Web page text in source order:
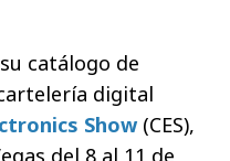
catálogo de
digital
Show (CES),
del 8 al 11 de